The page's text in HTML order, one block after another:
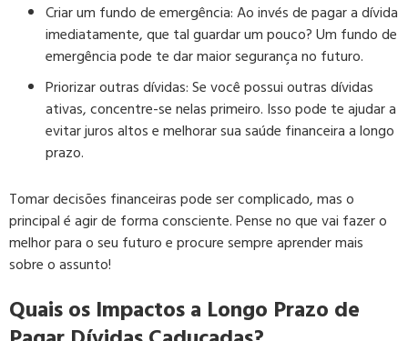
Criar um fundo de emergência: Ao invés de pagar a dívida
imediatamente, que tal guardar um pouco? Um fundo de
emergência pode te dar maior segurança no futuro.
Priorizar outras dívidas: Se você possui outras dívidas
ativas, concentre-se nelas primeiro. Isso pode te ajudar a
evitar juros altos e melhorar sua saúde financeira a longo
prazo.
Tomar decisões financeiras pode ser complicado, mas o
principal é agir de forma consciente. Pense no que vai fazer o
melhor para o seu futuro e procure sempre aprender mais
sobre o assunto!
Quais os Impactos a Longo Prazo de